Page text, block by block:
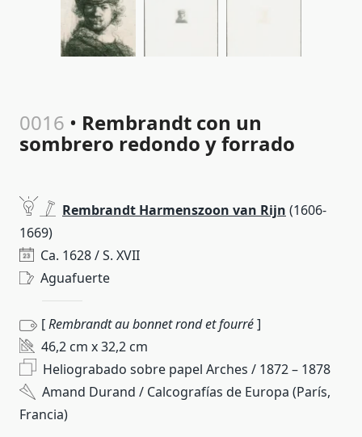
0016 • Rembrandt con un
sombrero redondo y forrado
Rembrandt Harmenszoon van Rijn (1606-
1669)
Ca. 1628 / S. XVII
Aguafuerte
[Rembrandt au bonnet rond et fourré]
46,2 cm x 32,2 cm
Heliograbado sobre papel Arches / 1872 – 1878
Amand Durand / Calcografías de Europa (París,
Francia)